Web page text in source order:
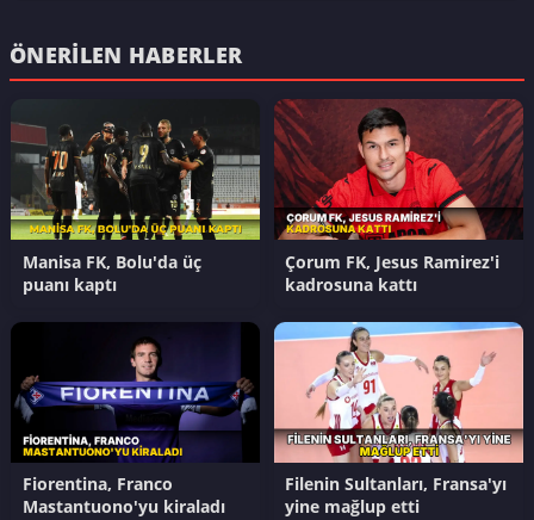
ÖNERILEN HABERLER
Manisa FK, Bolu'da üç
puanı kaptı
Çorum FK, Jesus Ramirez'i
kadrosuna kattı
Fiorentina, Franco
Mastantuono'yu kiraladı
Filenin Sultanları, Fransa'yı
yine mağlup etti